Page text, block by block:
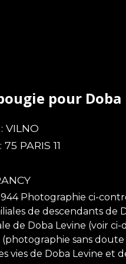
pour Doba
VILNO
PARIS 11
Photographie ci-
de descendants de
de Doba Levine (voir
(photographie sans
vies de Doba Levine et